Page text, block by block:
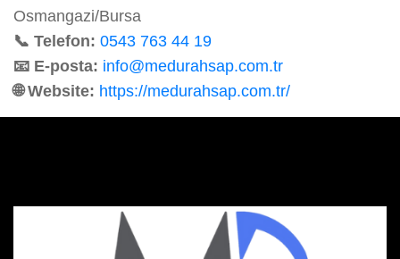
Osmangazi/Bursa
📞 Telefon: 0543 763 44 19
📧 E-posta: info@medurahsap.com.tr
🌐 Website: https://medurahsap.com.tr/